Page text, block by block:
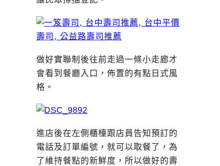
做好實聯制後往前走過一條小走廊才
會看到餐廳入口，佈置的有點日式風
格。
進店後在左側櫃檯跟店員告知預訂的
電話及訂單編號，就可以取餐了，為
了維持餐點的新鮮度，所以做好的壽